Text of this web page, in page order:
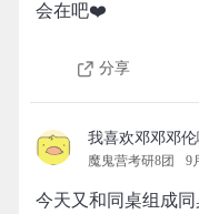
会在吧❤️
分享
我喜欢邓邓邓伦
魔鬼营考研8团 9
今天又和同桌组成